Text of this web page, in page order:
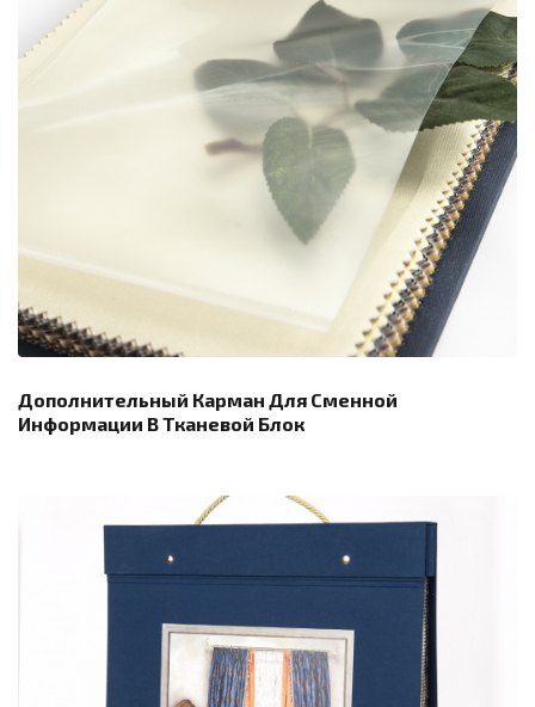
Дополнительный Карман Для Сменной
Информации В Тканевой Блок